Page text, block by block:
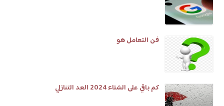
فن التعامل هو
كم باقي على الشتاء 2024 العد التنازلي